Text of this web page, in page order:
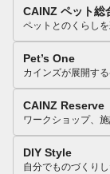
CAINZ ペット総
ペットとのくらし
Pet’s One
カインズが展開す
CAINZ Reserve
ワークショップ、
DIY Style
自分でものづくり